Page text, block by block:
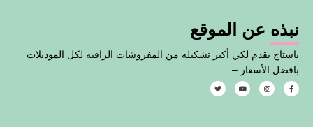
نبذه عن الموقع
باستاج يقدم لكي أكبر تشكيله من المفروشات الراقيه لكل الموديلات
بافضل الأسعار –
F
I
Y
T